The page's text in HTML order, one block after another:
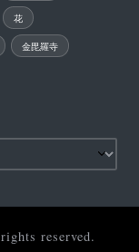
花
金毘羅寺
reserved.